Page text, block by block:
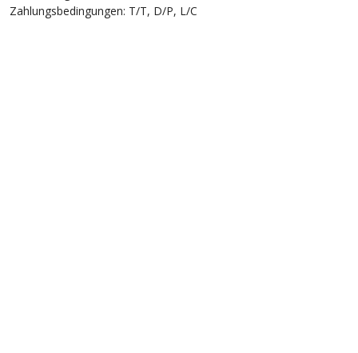
Zahlungsbedingungen: T/T, D/P, L/C